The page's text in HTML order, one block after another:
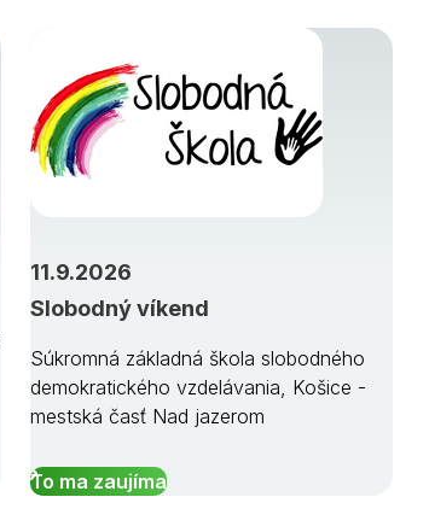
Slobodný víkend
11.9.2026
Súkromná základná škola slobodného
demokratického vzdelávania, Košice -
mestská časť Nad jazerom
To ma zaujíma